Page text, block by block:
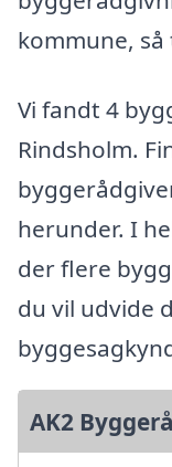
kommune,
Vi fandt 4
Rindsholm.
herunder. I
der flere
du vil udvide
AK2